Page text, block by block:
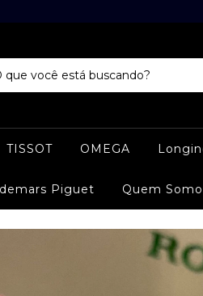
TISSOT OMEGA
Piguet Quem